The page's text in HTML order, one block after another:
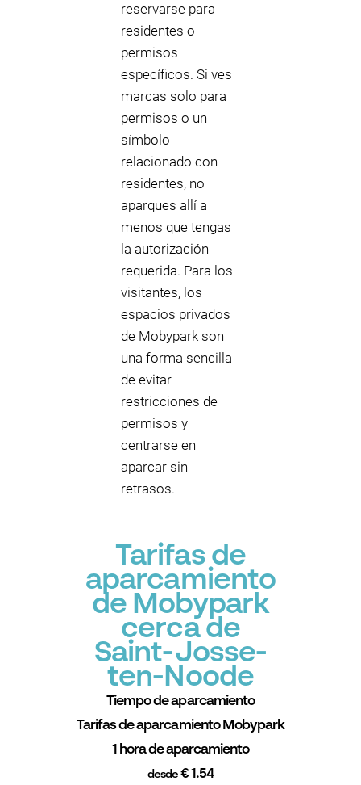
reservarse para
residentes o
permisos
específicos. Si ves
marcas solo para
permisos o un
símbolo
relacionado con
residentes, no
aparques allí a
menos que tengas
la autorización
requerida. Para los
visitantes, los
espacios privados
de Mobypark son
una forma sencilla
de evitar
restricciones de
permisos y
centrarse en
aparcar sin
retrasos.
Tarifas de
aparcamiento
de Mobypark
cerca de
Saint-Josse-
ten-Noode
Tiempo de aparcamiento
Tarifas de aparcamiento Mobypark
1 hora de aparcamiento
desde€ 1.54